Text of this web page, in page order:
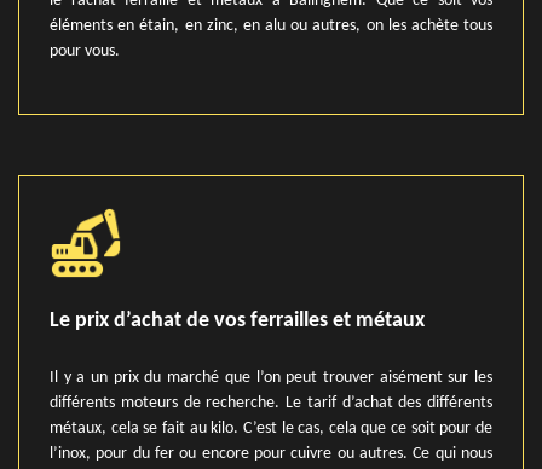
éléments en étain, en zinc, en alu ou autres, on les achète tous
pour vous.
Le prix d’achat de vos ferrailles et métaux
Il y a un prix du marché que l’on peut trouver aisément sur les
différents moteurs de recherche. Le tarif d’achat des différents
métaux, cela se fait au kilo. C’est le cas, cela que ce soit pour de
l’inox, pour du fer ou encore pour cuivre ou autres. Ce qui nous